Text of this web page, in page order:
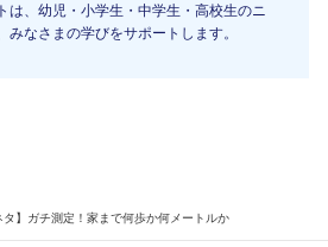
は、幼児・小学生・中学生・高校生のニ
みなさまの学びをサポートします。
タ】ガチ測定！家まで何歩か何メートルか